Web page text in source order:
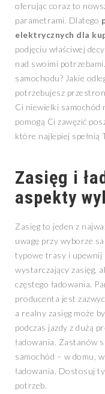
oferując coraz to
parametrami. Dlatego
elektrycznych dla
podjęciu właściwej
nad swoimi
samochodu? Jakie
potrzebujesz
Ci niewielki samochód
pomogą Ci zawęzić
które najlepiej spełnią
Zasięg i
aspekty
Zasięg to jeden z
uwagę przy wyborze
typowe trasy i upewnij
wystarczający zasięg,
częstego ładowania.
producenta jest
a realny zasięg może
podczas jazdy z dużą
ładowania. Zastanów
samochód – w domu,
ładowania. Dostosuj
potrzeb.